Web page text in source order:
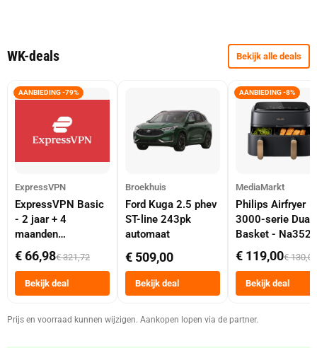
WK-deals Bekijk alle deals
AANBIEDING -79%
ExpressVPN
ExpressVPN Basic
- 2 jaar + 4
maanden
abonnement
€ 66,98€ 321,72
Bekijk deal
Broekhuis
Ford Kuga 2.5 phev
ST-line 243pk
automaat
€ 509,00
Bekijk deal
AANBIEDING -8%
MediaMarkt
Philips Airfryer
3000-serie Dual
Basket -
Dubbele Mand 9
Tot 6 Personen
Heteluchtfriteuse
Zwart
€ 119,00€ 130,00
Bekijk deal
Prijs en voorraad kunnen wijzigen. Aankopen lopen via de partner.